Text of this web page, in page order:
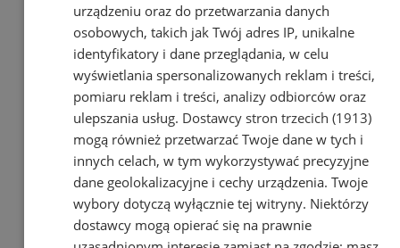
urządzeniu oraz do przetwarzania danych
osobowych, takich jak Twój adres IP, unikalne
identyfikatory i dane przeglądania, w celu
wyświetlania spersonalizowanych reklam i treści,
pomiaru reklam i treści, analizy odbiorców oraz
ulepszania usług. Dostawcy stron trzecich (1913)
mogą również przetwarzać Twoje dane w tych i
innych celach, w tym wykorzystywać precyzyjne
dane geolokalizacyjne i cechy urządzenia. Twoje
wybory dotyczą wyłącznie tej witryny. Niektórzy
dostawcy mogą opierać się na prawnie